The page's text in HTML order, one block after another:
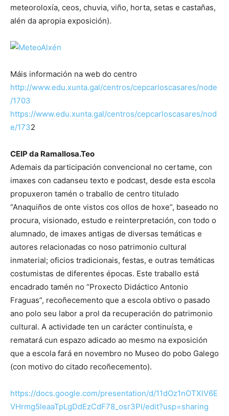
meteoroloxía, ceos, chuvia, viño, horta, setas e castañas,
alén da apropia exposición).
Máis información na web do centro
http://www.edu.xunta.gal/centros/cepcarloscasares/node
/1703
https://www.edu.xunta.gal/centros/cepcarloscasares/nod
e/1732
CEIP da Ramallosa.Teo
Ademais da participación convencional no certame, con
imaxes con cadanseu texto e podcast, desde esta escola
propuxeron tamén o traballo de centro titulado
“Anaquiños de onte vistos cos ollos de hoxe”, baseado no
procura, visionado, estudo e reinterpretación, con todo o
alumnado, de imaxes antigas de diversas temáticas e
autores relacionadas co noso patrimonio cultural
inmaterial; oficios tradicionais, festas, e outras temáticas
costumistas de diferentes épocas. Este traballo está
encadrado tamén no “Proxecto Didáctico Antonio
Fraguas”, recoñecemento que a escola obtivo o pasado
ano polo seu labor a prol da recuperación do patrimonio
cultural. A actividade ten un carácter continuísta, e
rematará cun espazo adicado ao mesmo na exposición
que a escola fará en novembro no Museo do pobo Galego
(con motivo do citado recoñecemento).
https://docs.google.com/presentation/d/11dOz1nOTXlV6E
VHrmg5leaaTpLgDdEzCdF78_osr3PI/edit?usp=sharing